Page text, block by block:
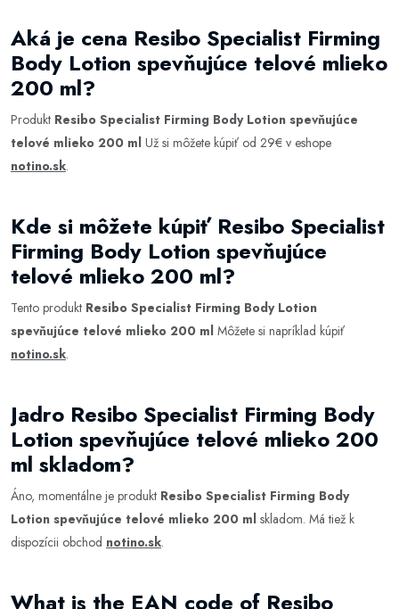
Aká je cena Resibo Specialist Firming
Body Lotion spevňujúce telové mlieko
200 ml?
Produkt Resibo Specialist Firming Body Lotion spevňujúce
telové mlieko 200 ml Už si môžete kúpiť od 29€ v eshope
notino.sk.
Kde si môžete kúpiť Resibo Specialist
Firming Body Lotion spevňujúce
telové mlieko 200 ml?
Tento produkt Resibo Specialist Firming Body Lotion
spevňujúce telové mlieko 200 ml Môžete si napríklad kúpiť
notino.sk.
Jadro Resibo Specialist Firming Body
Lotion spevňujúce telové mlieko 200
ml skladom?
Áno, momentálne je produkt Resibo Specialist Firming Body
Lotion spevňujúce telové mlieko 200 ml skladom. Má tiež k
dispozícii obchod notino.sk.
What is the EAN code of Resibo